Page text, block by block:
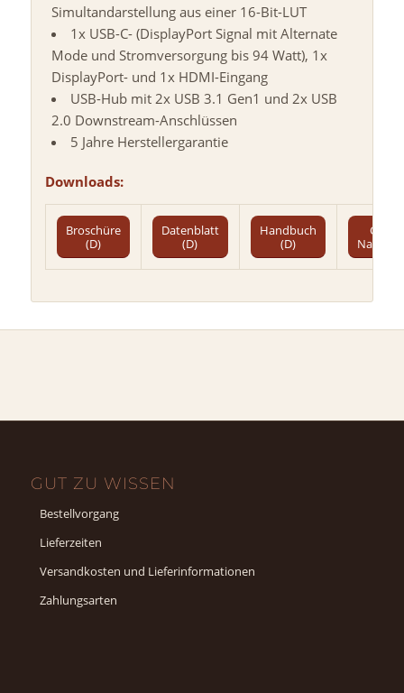
Simultandarstellung aus einer 16-Bit-LUT
1x USB-C- (DisplayPort Signal mit Alternate
Mode und Stromversorgung bis 94 Watt), 1x
DisplayPort- und 1x HDMI-Eingang
USB-Hub mit 2x USB 3.1 Gen1 und 2x USB
2.0 Downstream-Anschlüssen
5 Jahre Herstellergarantie
Downloads:
Broschüre
(D)
Datenblatt
(D)
Handbuch
(D)
Color
GUT ZU WISSEN
Bestellvorgang
Lieferzeiten
Versandkosten und Lieferinformationen
Zahlungsarten